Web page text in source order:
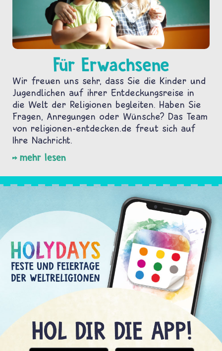
Für Erwachsene
Wir freuen uns sehr, dass Sie die Kinder und
Jugendlichen auf ihrer Entdeckungsreise in
die Welt der Religionen begleiten. Haben Sie
Fragen, Anregungen oder Wünsche? Das Team
von religionen-entdecken.de freut sich auf
Ihre Nachricht.
mehr lesen